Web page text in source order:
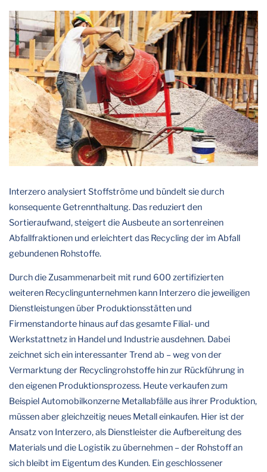
Interzero analysiert Stoffströme und bündelt sie durch
konsequente Getrennthaltung. Das reduziert den
Sortieraufwand, steigert die Ausbeute an sortenreinen
Abfallfraktionen und erleichtert das Recycling der im Abfall
gebundenen Rohstoffe.
Durch die Zusammenarbeit mit rund 600 zertifizierten
weiteren Recyclingunternehmen kann Interzero die jeweiligen
Dienstleistungen über Produktionsstätten und
Firmenstandorte hinaus auf das gesamte Filial- und
Werkstattnetz in Handel und Industrie ausdehnen. Dabei
zeichnet sich ein interessanter Trend ab – weg von der
Vermarktung der Recyclingrohstoffe hin zur Rückführung in
den eigenen Produktionsprozess. Heute verkaufen zum
Beispiel Automobilkonzerne Metallabfälle aus ihrer Produktion,
müssen aber gleichzeitig neues Metall einkaufen. Hier ist der
Ansatz von Interzero, als Dienstleister die Aufbereitung des
Materials und die Logistik zu übernehmen – der Rohstoff an
sich bleibt im Eigentum des Kunden. Ein geschlossener